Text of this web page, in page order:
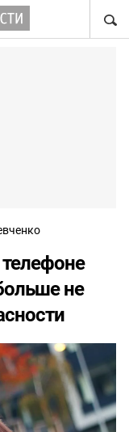
не